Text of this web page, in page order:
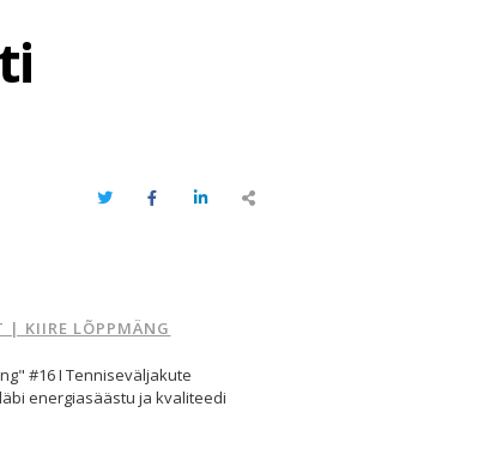
TwitterFacebookLinkedInShare
| KIIRE LÕPPMÄNG
#16 I Tenniseväljakute
energiasäästu ja kvaliteedi